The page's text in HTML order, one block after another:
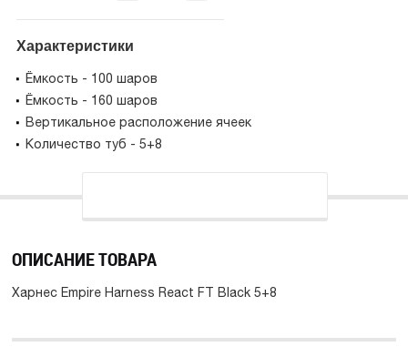
Характеристики
Ёмкость - 100 шаров
Ёмкость - 160 шаров
Вертикальное расположение ячеек
Количество туб - 5+8
ОПИСАНИЕ ТОВАРА
Харнес Empire Harness React FT Black 5+8